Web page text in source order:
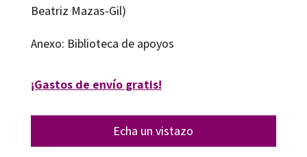
Beatriz Mazas-Gil)
Anexo: Biblioteca de apoyos
¡Gastos de envío gratis!
Echa un vistazo